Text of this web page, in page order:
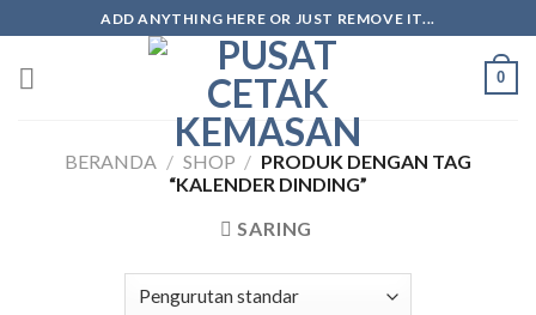
ADD ANYTHING HERE OR JUST REMOVE IT...
0
BERANDA / SHOP / PRODUK DENGAN TAG
“KALENDER DINDING”
SARING